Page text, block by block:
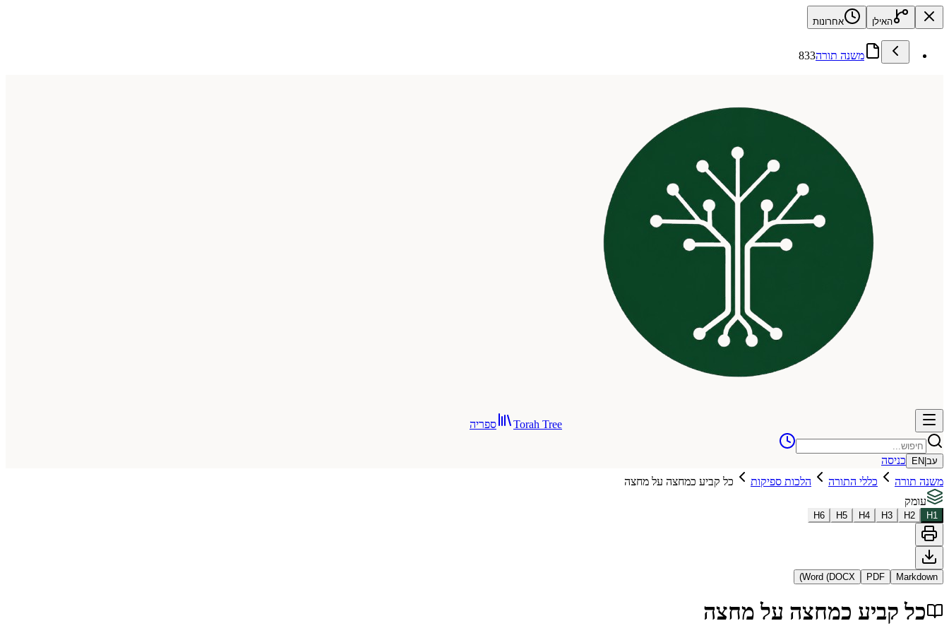
האילן אחרונות
משנה תורה833
Torah Tree ספריה
עב EN
כניסה
משנה תורה
כללי התורה הלכות ספיקות
כל קביע כמחצה על מחצה
עומק
H1
H2
H3
H4
H5
H6
Markdown
PDF
Word (DOCX)
כל קביע כמחצה על מחצה